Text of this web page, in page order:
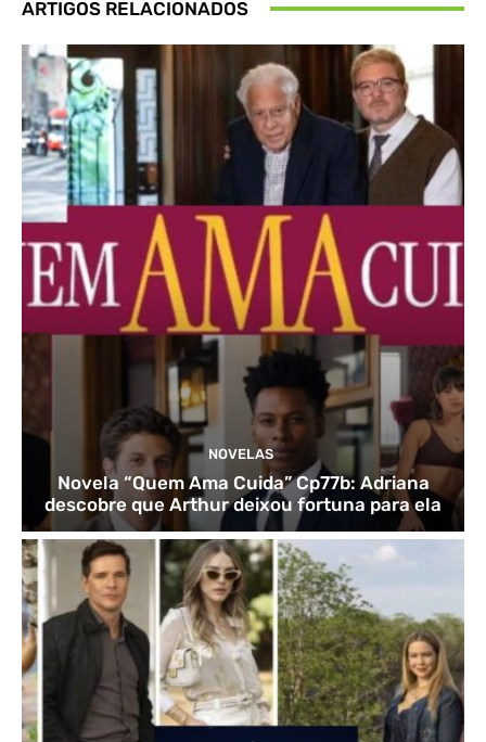
ARTIGOS RELACIONADOS
NOVELAS
Novela “Quem Ama Cuida” Cp77b: Adriana
descobre que Arthur deixou fortuna para ela